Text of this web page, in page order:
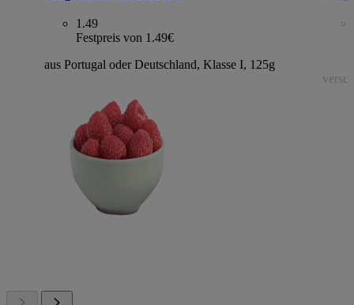
1.49
Festpreis von 1.49€
aus Portugal oder Deutschland, Klasse I, 125g